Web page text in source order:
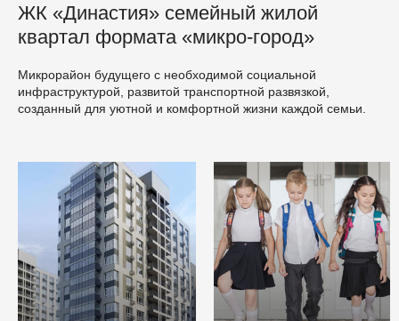
ЖК «Династия» семейный жилой
квартал формата «микро-город»
Микрорайон будущего с необходимой социальной
инфраструктурой, развитой транспортной развязкой,
созданный для уютной и комфортной жизни каждой семьи.